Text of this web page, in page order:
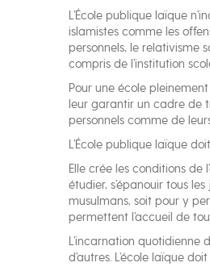
L’École publique laïque
islamistes comme les
personnels, le relativisme
compris de l’institution
Pour une école
leur garantir un cadre de
personnels comme de
L’École publique laïque
Elle crée les conditions
étudier, s’épanouir tous
musulmans, soit pour y
permettent l’accueil de
L’incarnation quotidienne
d’autres. L’école laïque